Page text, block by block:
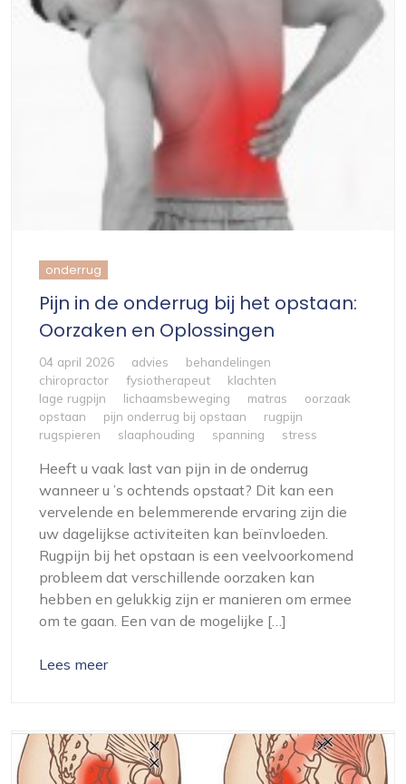
onderrug
Pijn in de onderrug bij het opstaan:
Oorzaken en Oplossingen
04 april 2026 advies
behandelingen
chiropractor
fysiotherapeut
klachten
lage rugpijn
lichaamsbeweging matras
oorzaak
opstaan
pijn onderrug bij opstaan
rugpijn
rugspieren
slaaphouding spanning stress
Heeft u vaak last van pijn in de onderrug
wanneer u ’s ochtends opstaat? Dit kan een
vervelende en belemmerende ervaring zijn die
uw dagelijkse activiteiten kan beïnvloeden.
Rugpijn bij het opstaan is een veelvoorkomend
probleem dat verschillende oorzaken kan
hebben en gelukkig zijn er manieren om ermee
om te gaan. Een van de mogelijke […]
Lees meer